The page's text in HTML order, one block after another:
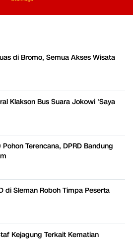
di Bromo, Semua Akses Wisata
Klakson Bus Suara Jokowi 'Saya
Terencana, DPRD Bandung
di Sleman Roboh Timpa Peserta
Kejagung Terkait Kematian